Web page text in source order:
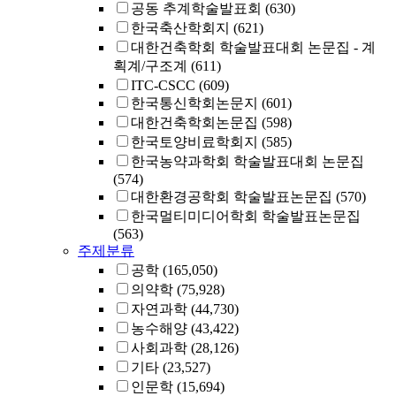
공동 추계학술발표회 (630)
한국축산학회지 (621)
대한건축학회 학술발표대회 논문집 - 계
획계/구조계 (611)
ITC-CSCC (609)
한국통신학회논문지 (601)
대한건축학회논문집 (598)
한국토양비료학회지 (585)
한국농약과학회 학술발표대회 논문집
(574)
대한환경공학회 학술발표논문집 (570)
한국멀티미디어학회 학술발표논문집
(563)
주제분류
공학 (165,050)
의약학 (75,928)
자연과학 (44,730)
농수해양 (43,422)
사회과학 (28,126)
기타 (23,527)
인문학 (15,694)